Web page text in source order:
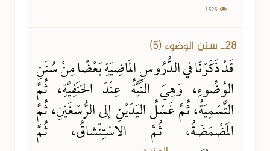
28ـ سنن الوضوء (5)
قَدْ ذَكَرْنَا في الدُّرُوسِ المَاضِيَةِ بَعْضًا مِنْ سُنَنِ
الوُضُوءِ، وَهِيَ النِّيَّةُ عِنْدَ الحَنَفِيَّةِ، ثُمَّ
التَّسْمِيَةُ، ثُمَّ غَسْلُ اليَدَيْنِ إلى الرُّسْغَيْنِ، ثُمَّ
المَضْمَضَةُ، ثُمَّ الاسْتِنْشاقُ، ثُمَّ